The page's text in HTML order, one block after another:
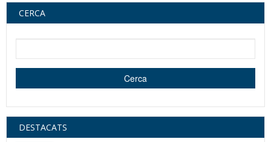
CERCA
Cerca
DESTACATS